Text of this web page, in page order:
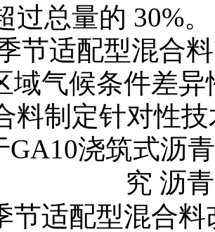
过总量的 30%。
节适配型混合
域气候条件差
料制定针对性
节适配型混合